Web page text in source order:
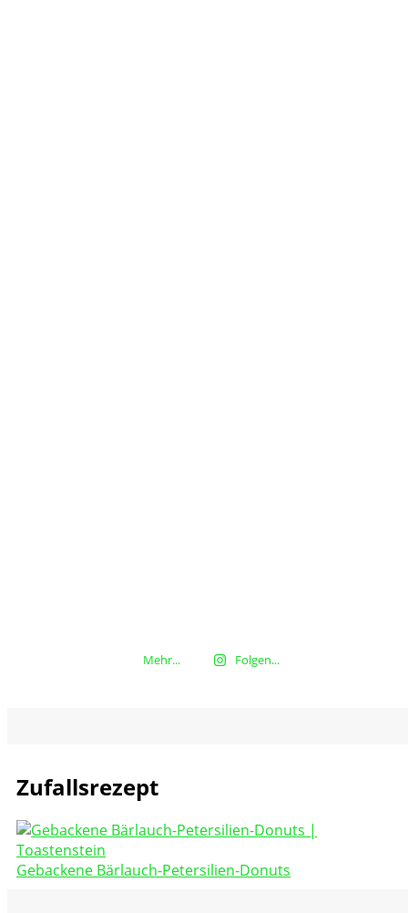
Mehr... Folgen...
Zufallsrezept
Gebackene Bärlauch-Petersilien-Donuts